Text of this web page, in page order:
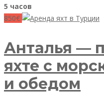
5 часов
850€
Анталья —
яхте с
и обедом